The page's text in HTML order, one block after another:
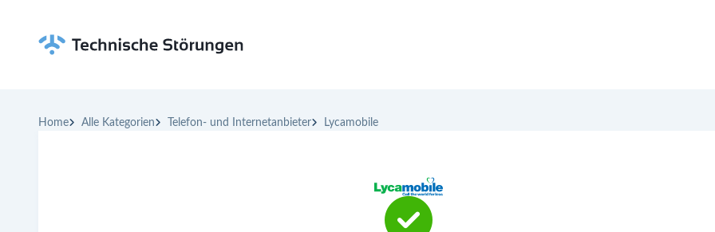
Home Alle Kategorien Telefon- und Internetanbieter Lycamobile